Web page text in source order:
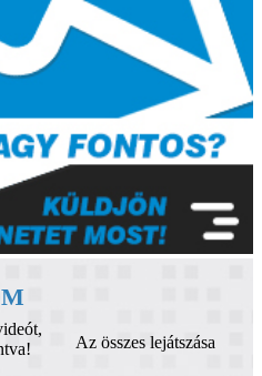
Az összes lejátszása